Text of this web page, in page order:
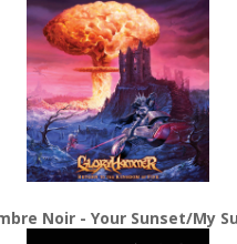
Noir - Your Sunset/My